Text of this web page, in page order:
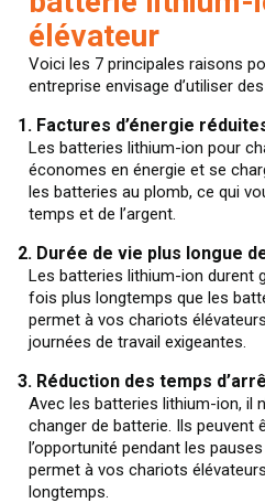
élévateur
Voici les 7 principales raisons
entreprise envisage d’utiliser
1. Factures d’énergie
Les batteries lithium-ion pour
économes en énergie et se
les batteries au plomb, ce qui
temps et de l’argent.
2. Durée de vie plus longue
Les batteries lithium-ion durent
fois plus longtemps que les
permet à vos chariots
journées de travail exigeantes.
3. Réduction des temps
Avec les batteries lithium-ion, il
changer de batterie. Ils peuvent
l’opportunité pendant les
permet à vos chariots
longtemps.